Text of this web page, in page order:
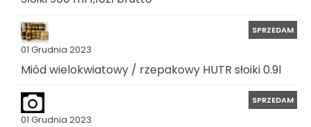
01 Grudnia 2023
SPRZEDAM
Miód wielokwiatowy / rzepakowy HUTR słoiki 0.9l
01 Grudnia 2023
SPRZEDAM